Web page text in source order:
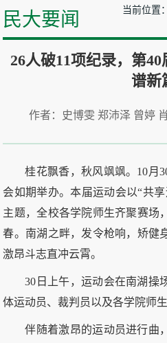
民大要闻 当前位置
26人破11项纪录，第
谱新
作者：史博雯 郑沛泽 曾婷
桂花飘香，秋风飒飒。10月
会如期举办。本届运动会以“共
主题，全校各学院师生齐聚赛场
春。南湖之畔，发令枪响，矫健
激昂斗志直冲云霄。
30日上午，运动会在南湖操
体运动员、裁判员以及各学院师
伴随着激昂的运动员进行曲